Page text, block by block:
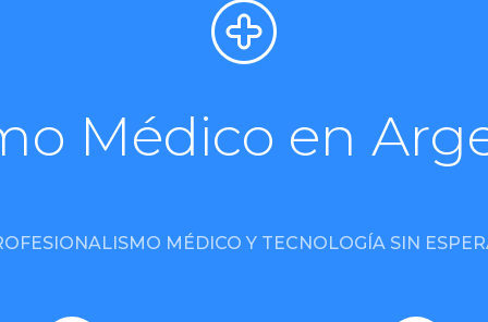
Médico en
MÉDICO Y TECNOLOGÍA SIN